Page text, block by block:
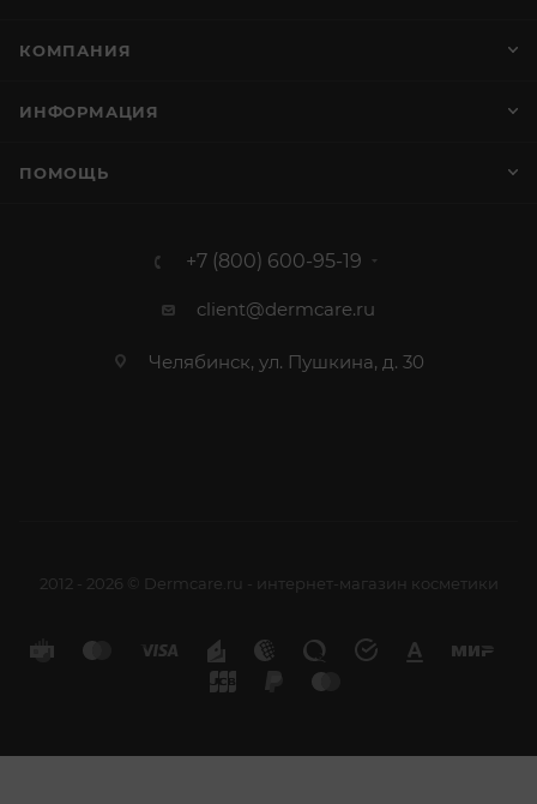
КОМПАНИЯ
ИНФОРМАЦИЯ
ПОМОЩЬ
+7 (800) 600-95-19
client@dermcare.ru
Челябинск, ул. Пушкина, д. 30
2012 - 2026 © Dermcare.ru - интернет-магазин косметики